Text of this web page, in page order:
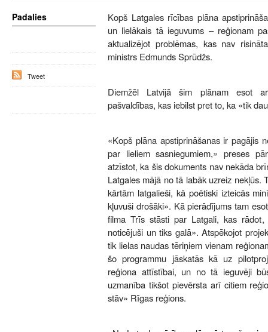
Kopš Latgales rīcības plāna
un lielākais tā ieguvums – reģionam
aktualizējot problēmas, kas nav
ministrs Edmunds Sprūdžs.
Diemžēl Latvijā šim plānam esot
pašvaldības, kas iebilst pret to, ka «tik
«Kopš plāna apstiprināšanas ir pagājis
par lieliem sasniegumiem,» preses
atzīstot, ka šis dokuments nav nekāda
Latgales mājā no tā labāk uzreiz nekļūs.
kārtām latgalieši, kā poētiski izteicās
kļuvuši drošāki». Kā pierādījums tam
filma Trīs stāsti par Latgali, kas
noticējuši un tiks galā». Atspēkojot
tik lielas naudas tēriņiem vienam
šo programmu jāskatās kā uz
reģiona attīstībai, un no tā ieguvēji
uzmanība tikšot pievērsta arī citiem
stāv» Rīgas reģions.
Padalies
Tweet